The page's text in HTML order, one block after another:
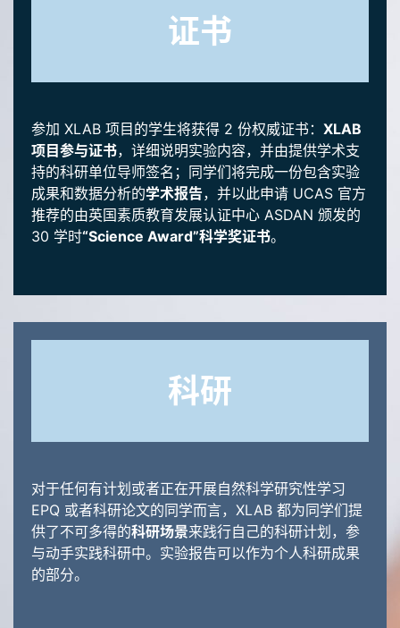
参加 XLAB 项目的学生将获得 2 份权威证书： XLAB
项目参与证书，详细说明实验内容，并由提供学术支
持的科研单位导师签名；同学们将完成一份包含实验
成果和数据分析的学术报告，并以此申请 UCAS 官方
推荐的由英国素质教育发展认证中心 ASDAN 颁发的
30 学时 “Science Award”科学奖证书。
证书
科研
对于任何有计划或者正在开展自然科学研究性学习
EPQ 或者科研论文的同学而言，XLAB 都为同学们提
供了不可多得的科研场景来践行自己的科研计划，参
与动手实践科研中。实验报告可以作为个人科研成果
的部分。